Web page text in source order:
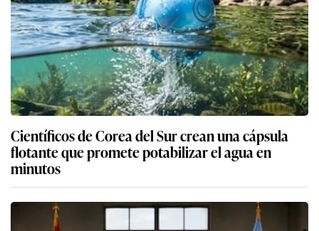
Científicos de Corea del Sur crean una cápsula
flotante que promete potabilizar el agua en
minutos